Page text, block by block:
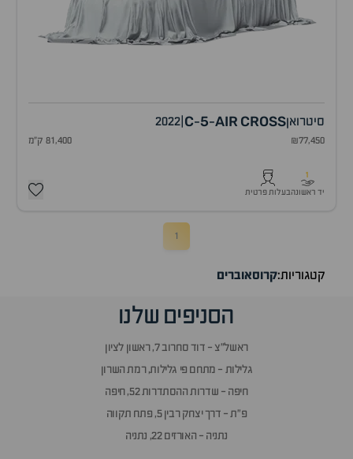
סיטרואן C-5-AIR CROSS
2022
₪77,450 81,400 ק"מ
1
יד ראשונהבעלות פרטית
1
קטגוריות:קרוסאוברים
הסניפים שלנו
ראשל״צ - דוד סחרוב 7, ראשון לציון
גלילות - מתחם פי גלילות, רמת השרון
חיפה - שדרות ההסתדרות 52, חיפה
פ״ת - דרך יצחק רבין 5, פתח תקווה
נתניה - האורזים 22, נתניה